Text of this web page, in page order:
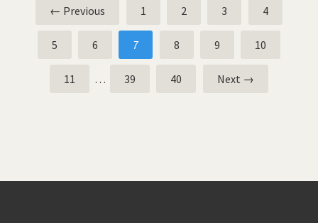
← Previous 1 2 3 4
5 6 7 8 9 10
11 … 39 40 Next →